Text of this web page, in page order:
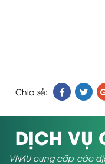
Chia sẻ:
DỊCH VỤ
VN4U cung cấp các